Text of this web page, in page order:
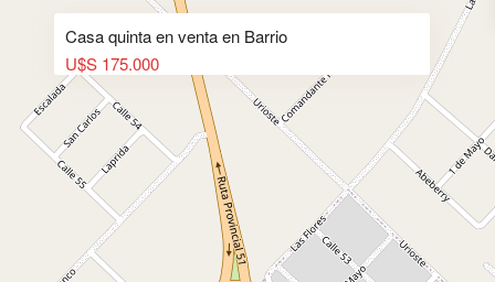
Casa quinta en venta en Barrio
U$S 175.000